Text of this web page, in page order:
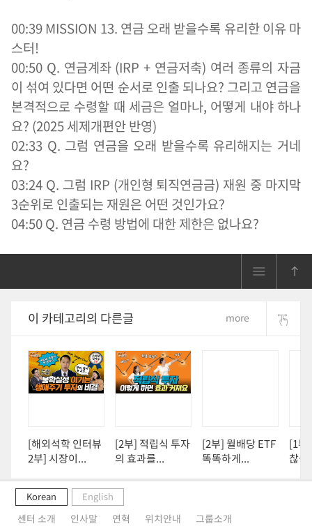
00:39 MISSION 13. 연금 오래 받을수록 유리한 이유 마
스터!
00:50 Q. 연금계좌 (IRP + 연금저축) 여러 종류의 자금
이 섞여 있다면 어떤 순서로 인출 되나요? 그리고 연금을
본격적으로 수령할 때 세금은 얼마나, 어떻게 내야 하나
요? (2025 세제개편안 반영)
02:33 Q. 그럼 연금을 오래 받을수록 유리해지는 거네
요?
03:24 Q. 그럼 IRP (개인형 퇴직연금금) 재원 중 마지막
3순위로 인출되는 재원은 어떤 것인가요?
04:50 Q. 연금 수령 방법에 대한 제한은 없나요?
이 카테고리의 다른글 more
[해외석학 인터뷰
2부] 시장이...
[2부] 적립식 투자
의 효과를...
[2부] 월배당 ETF
똑똑하게...
[1부
찮을
Korean English
센터 소개 인사말 연혁 위치안내 그룹소개